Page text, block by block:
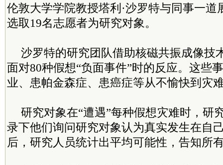
伦敦大学学院教授塔利·沙罗特与同事一道
选取19名志愿者为研究对象。
沙罗特的研究团队借助核磁共振成像技
面对80种假想“负面事件”时的反应。这些
业、患帕金森症、患癌症等从不愉快到灾
研究对象在“遭遇”每种假想灾难时，研
录下他们询问研究对象认为真实发生在自
后，研究人员统计出平均可能性，告知所